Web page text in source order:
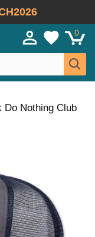
0
Nothing Club